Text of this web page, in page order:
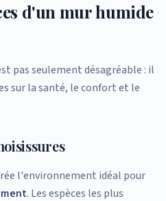
d'un mur humide
pas seulement désagréable : il
sur la santé, le confort et le
l'environnement idéal pour
. Les espèces les plus